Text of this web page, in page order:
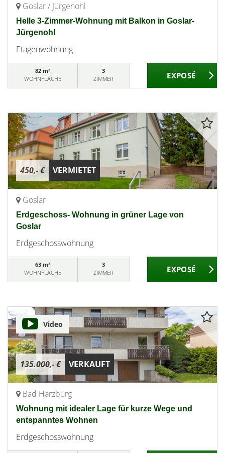
Goslar / Jürgenohl
Helle 3-Zimmer-Wohnung mit Balkon in Goslar-
Jürgenohl
Etagenwohnung
82 m²
WOHNFLÄCHE
3
ZIMMER
450,- € VERMIETET
Goslar
Erdgeschoss- Wohnung in grüner Lage von
Goslar
Erdgeschosswohnung
63 m²
WOHNFLÄCHE
3
ZIMMER
135.000,- € VERKAUFT
Video
Bad Harzburg
Wohnung mit idealer Lage für kurze Wege und
entspanntes Wohnen
Erdgeschosswohnung